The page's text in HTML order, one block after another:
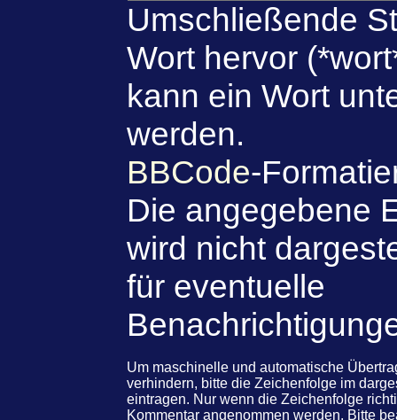
Umschließende
Wort hervor
kann ein Wort
werden.
BBCode-
Die angegebene
wird nicht
für eventuelle
Um maschinelle und automatische
verhindern, bitte die Zeichenfolge im
eintragen. Nur wenn die Zeichenfolge
Kommentar angenommen werden. Bitte